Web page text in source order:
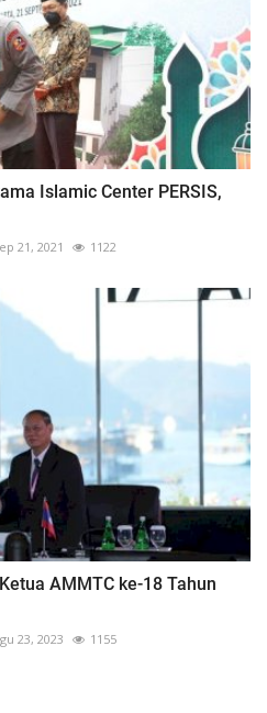
Islamic Center PERSIS,
21, 2021 1122
AMMTC ke-18 Tahun
23, 2023 1155